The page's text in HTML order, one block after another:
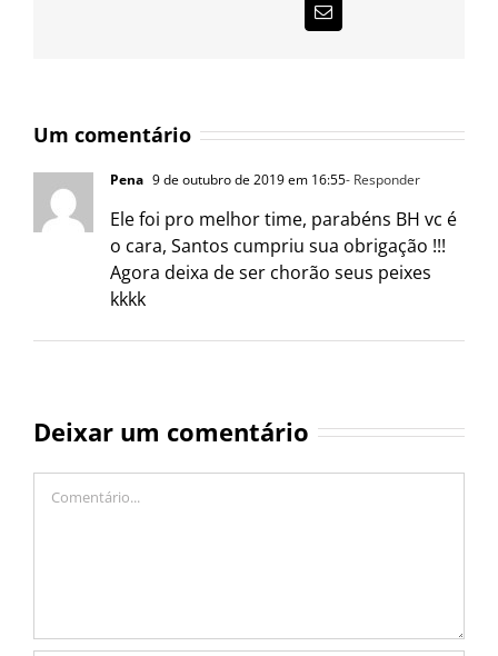
E-
mail
Um comentário
Pena 9 de outubro de 2019 em 16:55- Responder
Ele foi pro melhor time, parabéns BH vc é
o cara, Santos cumpriu sua obrigação !!!
Agora deixa de ser chorão seus peixes
kkkk
Deixar um comentário